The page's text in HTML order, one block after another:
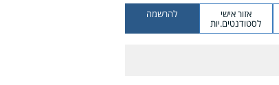
אזור אישי
לסטודנטים.יות
להרשמה